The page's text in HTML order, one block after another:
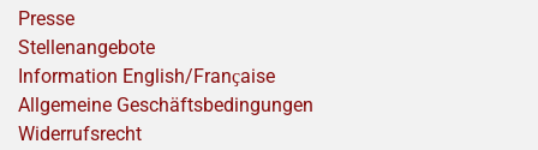
Presse
Stellenangebote
Information English/Franҫaise
Allgemeine Geschäftsbedingungen
Widerrufsrecht